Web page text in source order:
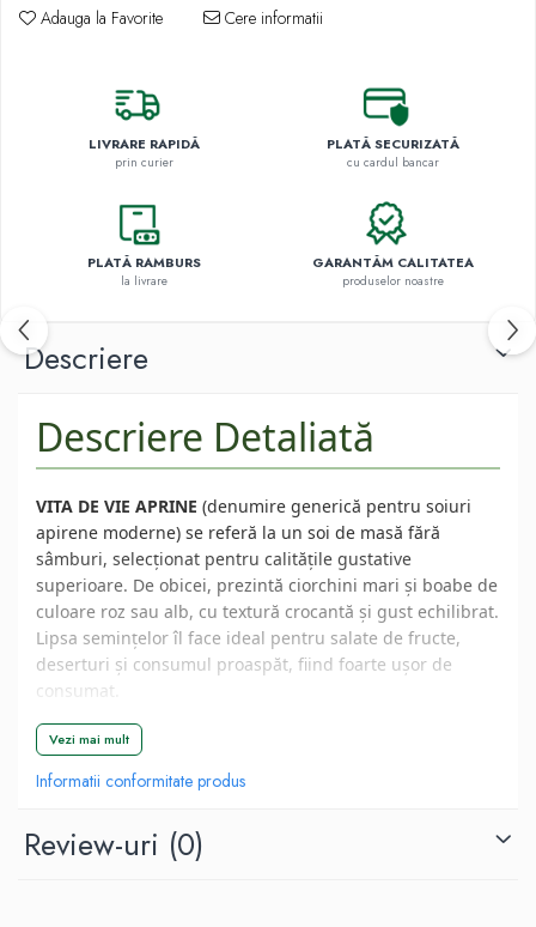
Trandafiri Copac
Bulbi de Narcise
Bulbi de Lalele
Arbori Ornamentali
Plante Ornamentale
Plante urcatoare
Plante foioase
Adauga la Favorite Cere informatii
LIVRARE RAPIDĂ
prin curier
PLATĂ SECURIZATĂ
cu cardul bancar
PLATĂ RAMBURS
la livrare
GARANTĂM CALITATEA
produselor noastre
Descriere
Descriere Detaliată
VITA DE VIE APRINE (denumire generică pentru soiuri
apirene moderne) se referă la un soi de masă fără
sâmburi, selecționat pentru calitățile gustative
superioare. De obicei, prezintă ciorchini mari și boabe de
culoare roz sau alb, cu textură crocantă și gust echilibrat.
Lipsa semințelor îl face ideal pentru salate de fructe,
deserturi și consumul proaspăt, fiind foarte ușor de
consumat.
📦 Specificații Tehnice
🧬 Tip:Soi de Masă (Fără sâmburi).
📏 Mod de livrare:
Vezi mai mult
Informatii conformitate produs
Review-uri (0)